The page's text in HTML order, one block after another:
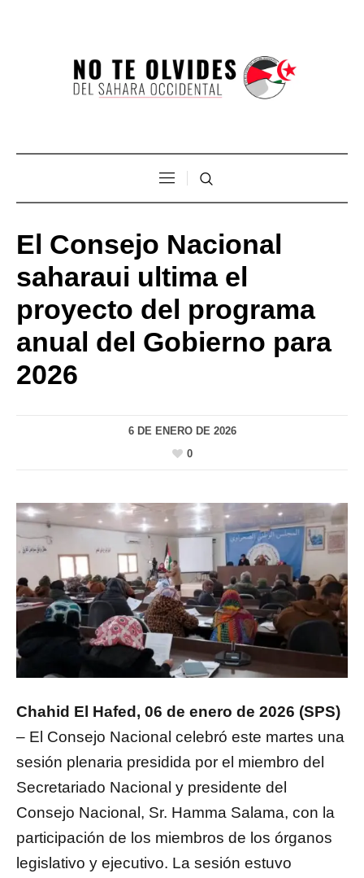
El Consejo Nacional
saharaui ultima el
proyecto del programa
anual del Gobierno para
2026
6 DE ENERO DE 2026
0
Chahid El Hafed, 06 de enero de 2026 (SPS)
– El Consejo Nacional celebró este martes una
sesión plenaria presidida por el miembro del
Secretariado Nacional y presidente del
Consejo Nacional, Sr. Hamma Salama, con la
participación de los miembros de los órganos
legislativo y ejecutivo. La sesión estuvo